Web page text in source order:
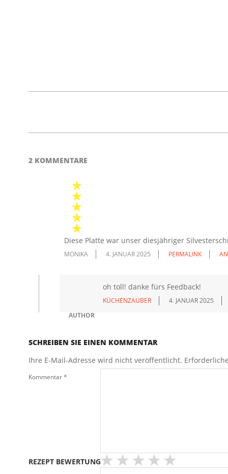
2 KOMMENTARE
Diese Platte war unser diesjähriger
MONIKA 4. JANUAR 2025 PERMALINK
AUTHOR
oh toll! danke fürs Feedback!
KÜCHENZAUBER 4. JANUAR 2025
SCHREIBEN SIE EINEN KOMMENTAR
Ihre E-Mail-Adresse wird nicht veröffentlicht.
Kommentar*
REZEPT BEWERTUNG